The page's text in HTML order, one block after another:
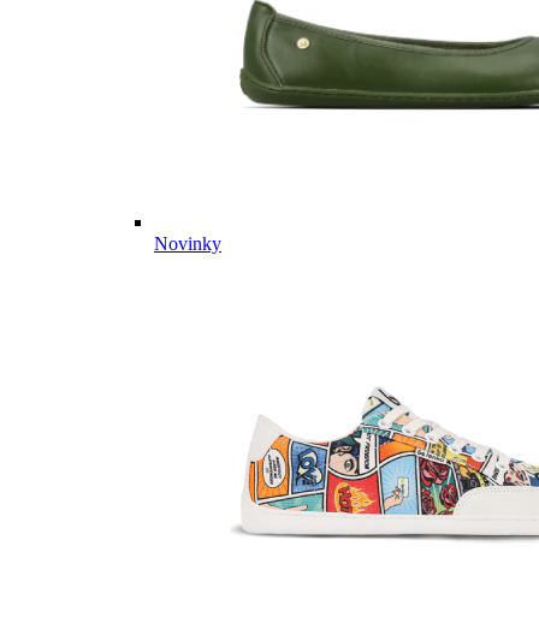
Novinky